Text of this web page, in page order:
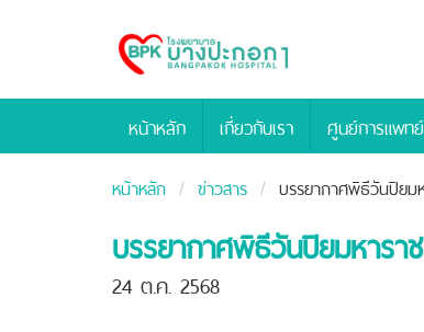
Bangpakok
Hospital
หน้าหลัก เกี่ยวกับเรา ศูนย์การแพทย์
หน้าหลัก ข่าวสาร บรรยากาศพิธีวันปิยม
บรรยากาศพิธีวันปิยมหารา
24 ต.ค. 2568